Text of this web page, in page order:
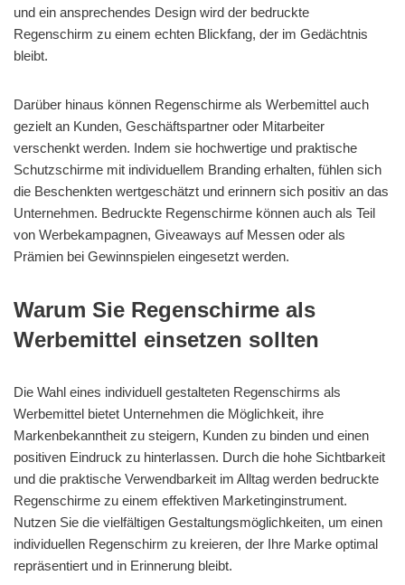
und ein ansprechendes Design wird der bedruckte
Regenschirm zu einem echten Blickfang, der im Gedächtnis
bleibt.
Darüber hinaus können Regenschirme als Werbemittel auch
gezielt an Kunden, Geschäftspartner oder Mitarbeiter
verschenkt werden. Indem sie hochwertige und praktische
Schutzschirme mit individuellem Branding erhalten, fühlen sich
die Beschenkten wertgeschätzt und erinnern sich positiv an das
Unternehmen. Bedruckte Regenschirme können auch als Teil
von Werbekampagnen, Giveaways auf Messen oder als
Prämien bei Gewinnspielen eingesetzt werden.
Warum Sie Regenschirme als
Werbemittel einsetzen sollten
Die Wahl eines individuell gestalteten Regenschirms als
Werbemittel bietet Unternehmen die Möglichkeit, ihre
Markenbekanntheit zu steigern, Kunden zu binden und einen
positiven Eindruck zu hinterlassen. Durch die hohe Sichtbarkeit
und die praktische Verwendbarkeit im Alltag werden bedruckte
Regenschirme zu einem effektiven Marketinginstrument.
Nutzen Sie die vielfältigen Gestaltungsmöglichkeiten, um einen
individuellen Regenschirm zu kreieren, der Ihre Marke optimal
repräsentiert und in Erinnerung bleibt.